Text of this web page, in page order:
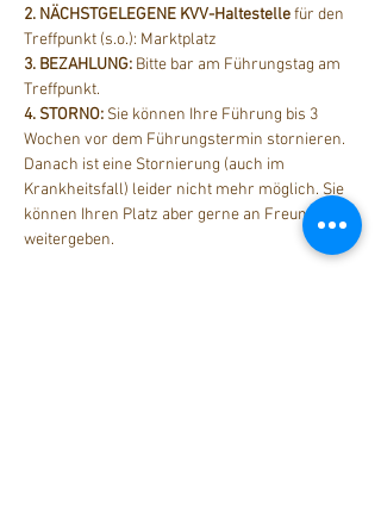
2. NÄCHSTGELEGENE KVV-Haltestelle für den
Treffpunkt (s.o.): Marktplatz
3. BEZAHLUNG: Bitte bar am Führungstag am
Treffpunkt.
4. STORNO: Sie können Ihre Führung bis 3
Wochen vor dem Führungstermin stornieren.
Danach ist eine Stornierung (auch im
Krankheitsfall) leider nicht mehr möglich. Sie
können Ihren Platz aber gerne an Freunde
weitergeben.